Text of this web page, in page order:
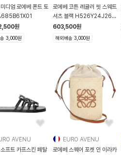
디엄 로에베 폰트 토
원
3,000원
로에베 코튼 레귤러 핏 스웨트
셔츠 블랙 H526Y24J26-
1100
603,500원
해외배송 3,000원
AVENU
프트 카프스킨 페탈
EURO AVENU
로에베 스퀘어 포켓 인 이라카